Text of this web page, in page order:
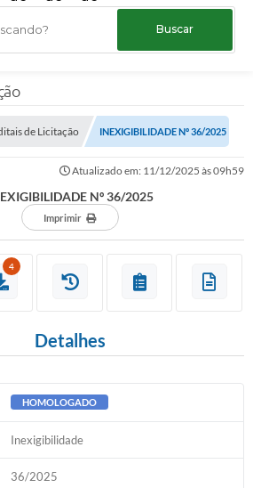
de Licitação INEXIGIBILIDADE Nº 36/2025
Atualizado em: 11/12/2025 às 09h59
Nº 36/2025
Imprimir
4
Detalhes
HOMOLOGADO
Inexigibilidade
36/2025